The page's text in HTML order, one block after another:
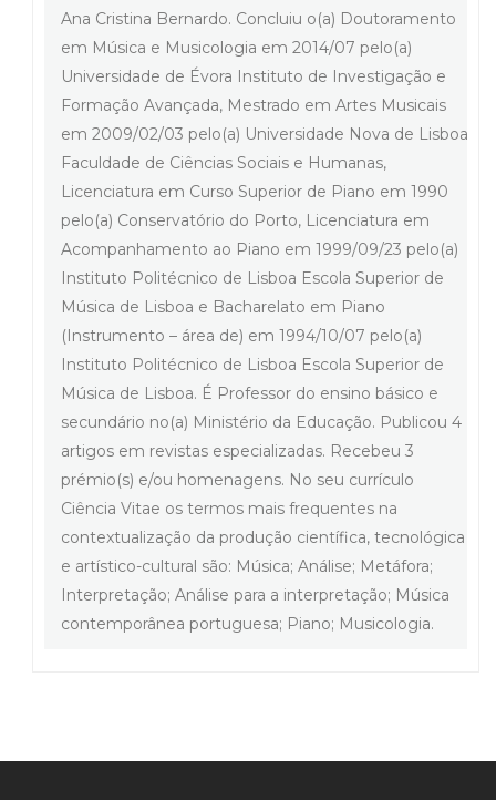
Ana Cristina Bernardo. Concluiu o(a) Doutoramento
em Música e Musicologia em 2014/07 pelo(a)
Universidade de Évora Instituto de Investigação e
Formação Avançada, Mestrado em Artes Musicais
em 2009/02/03 pelo(a) Universidade Nova de Lisboa
Faculdade de Ciências Sociais e Humanas,
Licenciatura em Curso Superior de Piano em 1990
pelo(a) Conservatório do Porto, Licenciatura em
Acompanhamento ao Piano em 1999/09/23 pelo(a)
Instituto Politécnico de Lisboa Escola Superior de
Música de Lisboa e Bacharelato em Piano
(Instrumento – área de) em 1994/10/07 pelo(a)
Instituto Politécnico de Lisboa Escola Superior de
Música de Lisboa. É Professor do ensino básico e
secundário no(a) Ministério da Educação. Publicou 4
artigos em revistas especializadas. Recebeu 3
prémio(s) e/ou homenagens. No seu currículo
Ciência Vitae os termos mais frequentes na
contextualização da produção científica, tecnológica
e artístico-cultural são: Música; Análise; Metáfora;
Interpretação; Análise para a interpretação; Música
contemporânea portuguesa; Piano; Musicologia.